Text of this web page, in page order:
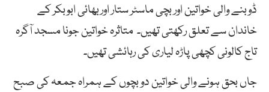
ڈوبنے والی خواتین اور بچی ماسٹر ستار اوربھائی ابوبکر کے
خاندان سے تعلق رکھتی تھیں۔ متاثرہ خواتین جونا مسجد آگرہ
تاج کالونی کچھی پاڑہ لیاری کی رہائشی تھیں۔
جاں بحق ہونے والی خواتین دو بچوں کے ہمراہ جمعہ کی صبح